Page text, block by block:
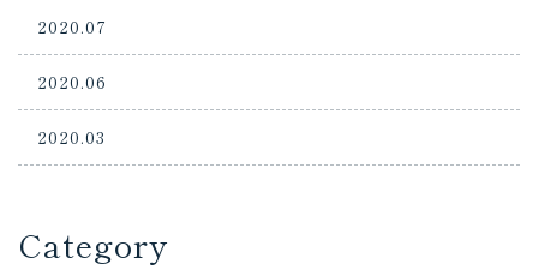
2020.07
2020.06
2020.03
Category